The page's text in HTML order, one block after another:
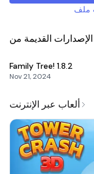
Family Tree! 1.8.2
Nov 21, 2024
ألعاب عبر الإنترنت